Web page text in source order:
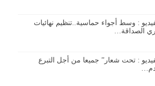
: وسط أجواء حماسية..تنظيم نهائيات
الصداقة…
: تحت شعار” جميعا من أجل التبرع